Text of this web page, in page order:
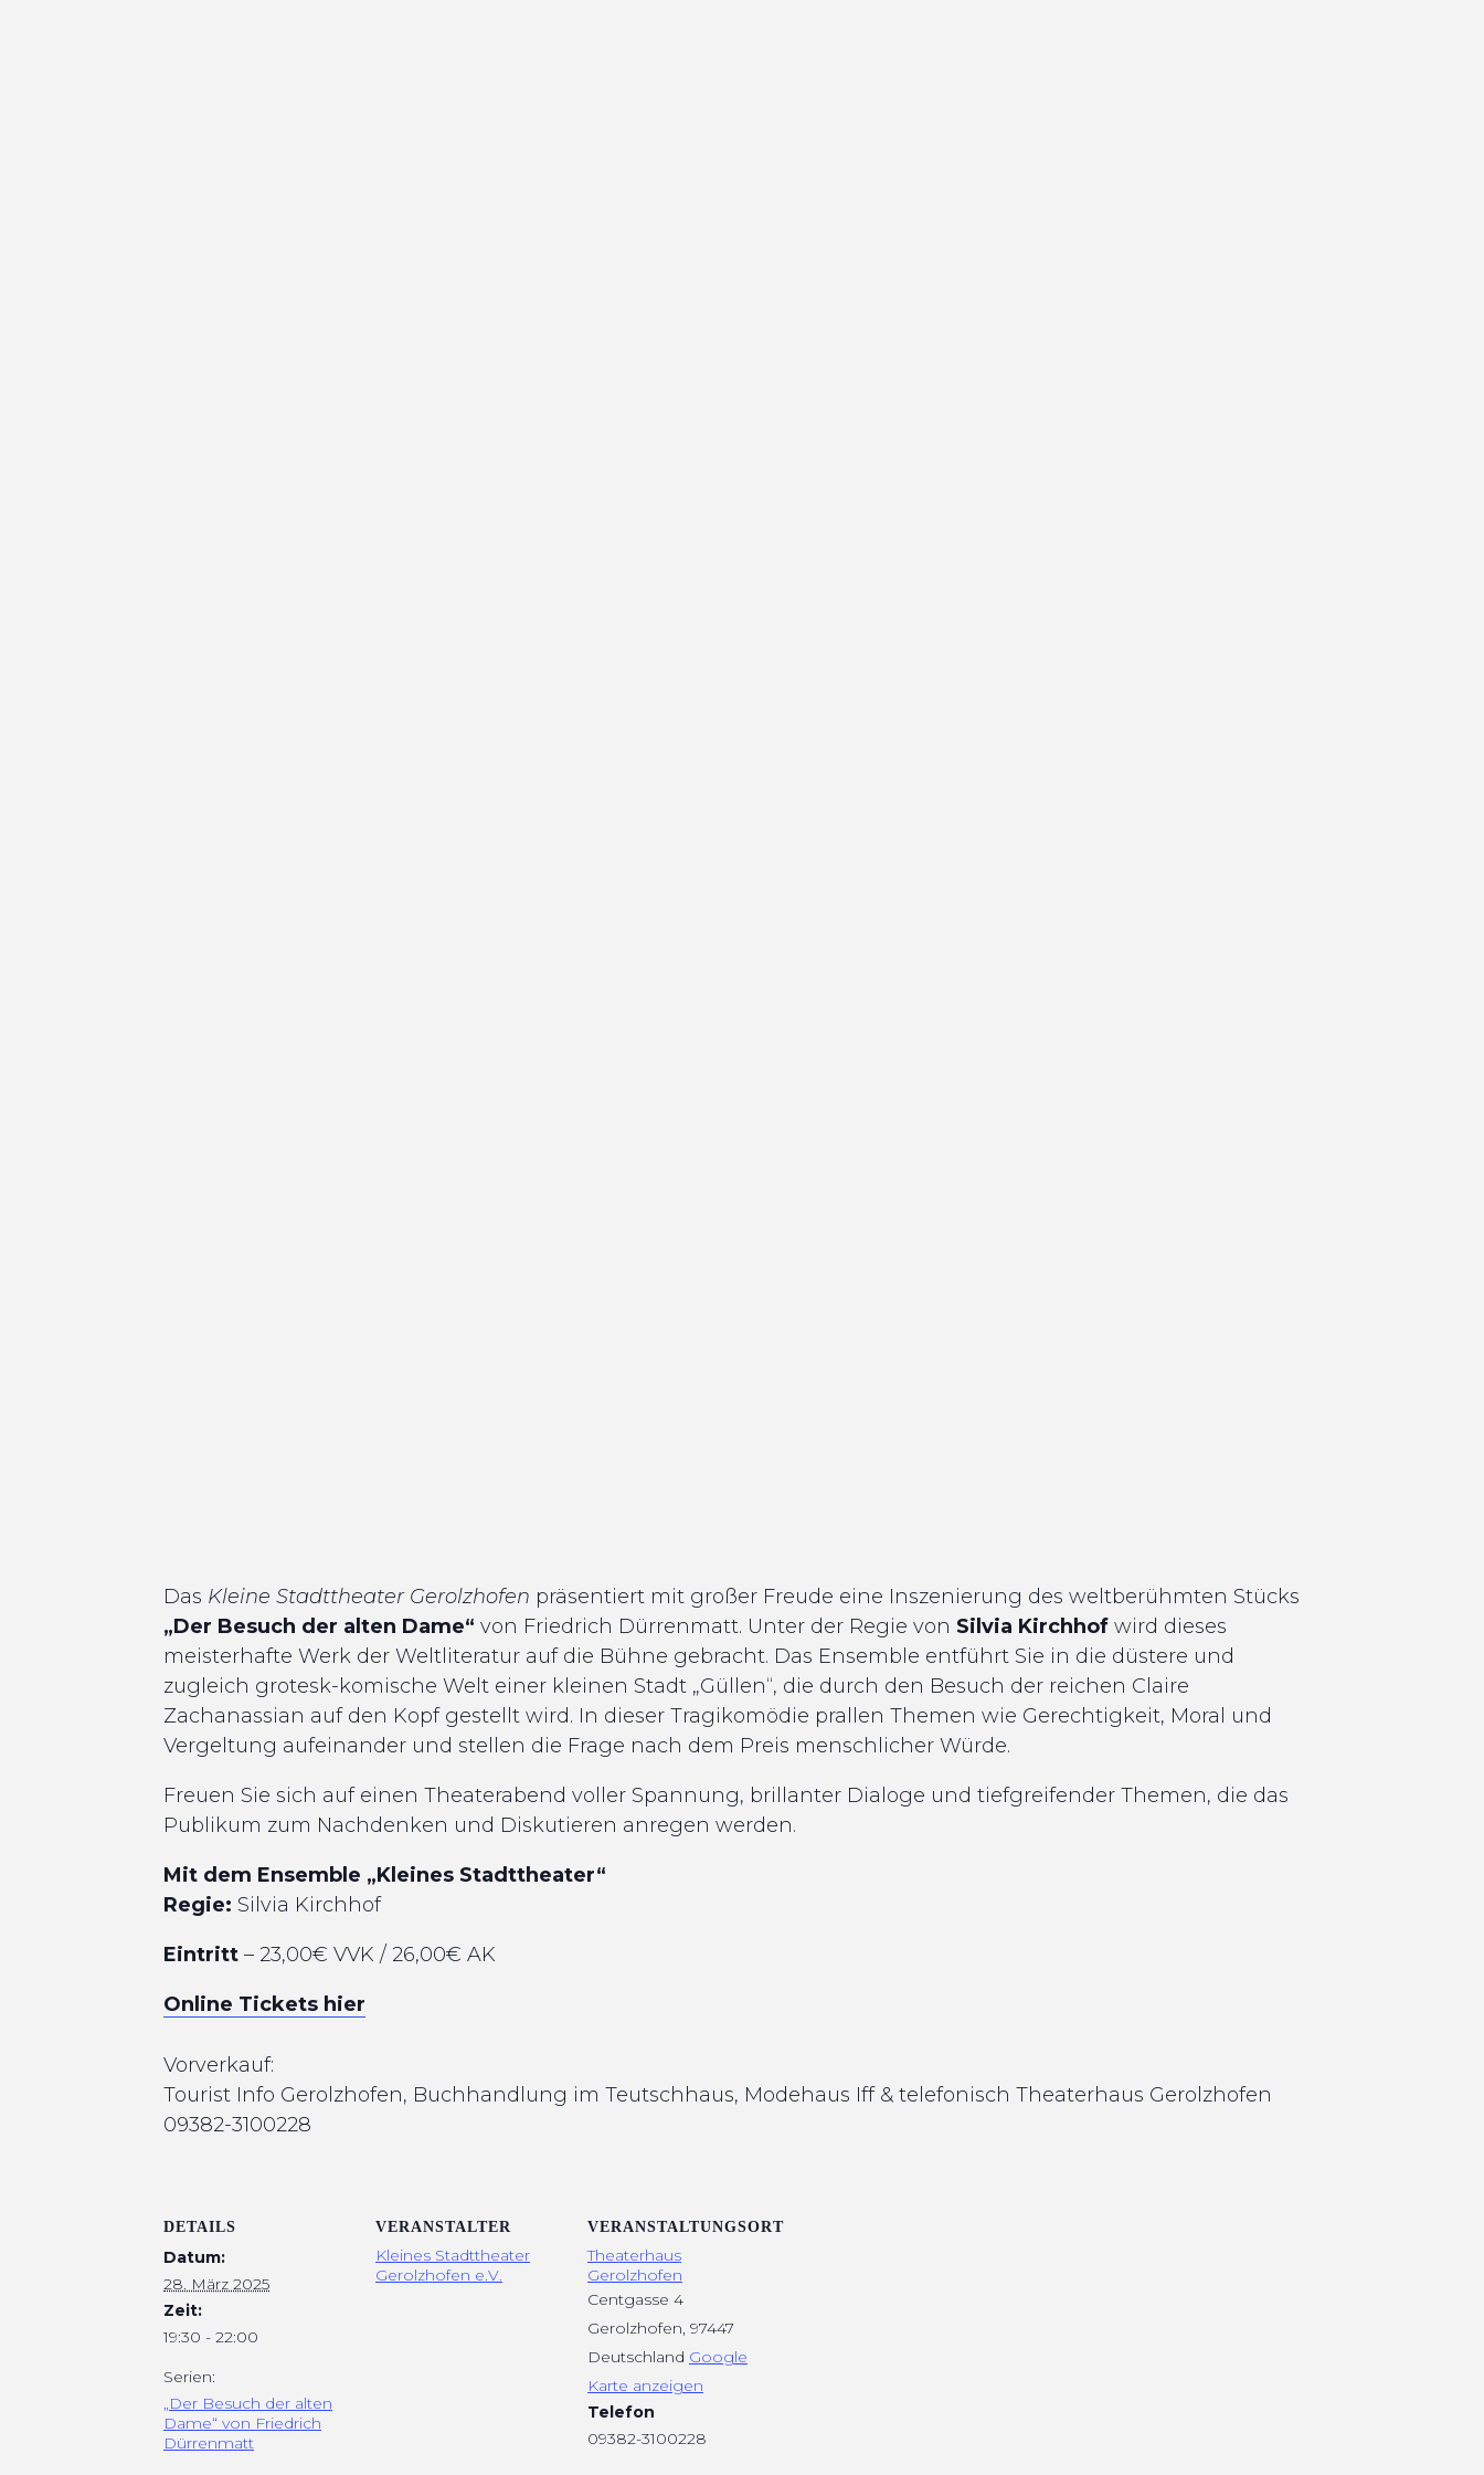
Das Kleine Stadttheater Gerolzhofen präsentiert mit großer Freude eine Inszenierung des weltberühmten Stücks
„Der Besuch der alten Dame“ von Friedrich Dürrenmatt. Unter der Regie von Silvia Kirchhof wird dieses
meisterhafte Werk der Weltliteratur auf die Bühne gebracht. Das Ensemble entführt Sie in die düstere und
zugleich grotesk-komische Welt einer kleinen Stadt „Güllen“, die durch den Besuch der reichen Claire
Zachanassian auf den Kopf gestellt wird. In dieser Tragikomödie prallen Themen wie Gerechtigkeit, Moral und
Vergeltung aufeinander und stellen die Frage nach dem Preis menschlicher Würde.
Freuen Sie sich auf einen Theaterabend voller Spannung, brillanter Dialoge und tiefgreifender Themen, die das
Publikum zum Nachdenken und Diskutieren anregen werden.
Mit dem Ensemble „Kleines Stadttheater“
Regie: Silvia Kirchhof
Eintritt – 23,00€ VVK / 26,00€ AK
Online Tickets hier
Vorverkauf:
Tourist Info Gerolzhofen, Buchhandlung im Teutschhaus, Modehaus Iff & telefonisch Theaterhaus Gerolzhofen
09382-3100228
DETAILS
Datum:
28. März 2025
Zeit:
19:30 - 22:00
Serien:
„Der Besuch der alten
Dame“ von Friedrich
Dürrenmatt
VERANSTALTER
Kleines Stadttheater
Gerolzhofen e.V.
VERANSTALTUNGSORT
Theaterhaus
Gerolzhofen
Centgasse 4
Gerolzhofen, 97447
Deutschland Google
Karte anzeigen
Telefon
09382-3100228